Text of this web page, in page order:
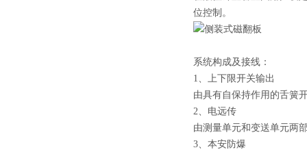
位控制。
系统构成及接线：
1、上下限开关输出
由具有自保持作用的舌簧
2、电远传
由测量单元和变送单元两
3、本安防爆